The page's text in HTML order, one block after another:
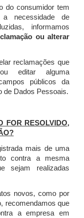
do consumidor tem
a necessidade de
informamos
ou alterar
reclamações que
editar alguma
públicos da
de Dados Pessoais.
FOR RESOLVIDO,
mais de uma
contra a mesma
sejam realizadas
novos, como por
recomendamos que
a empresa em